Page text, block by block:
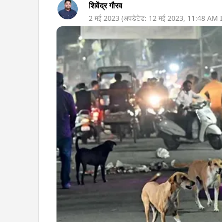
शिवेंद्र गौरव
2 मई 2023 (अपडेटेड: 12 मई 2023, 11:48 AM